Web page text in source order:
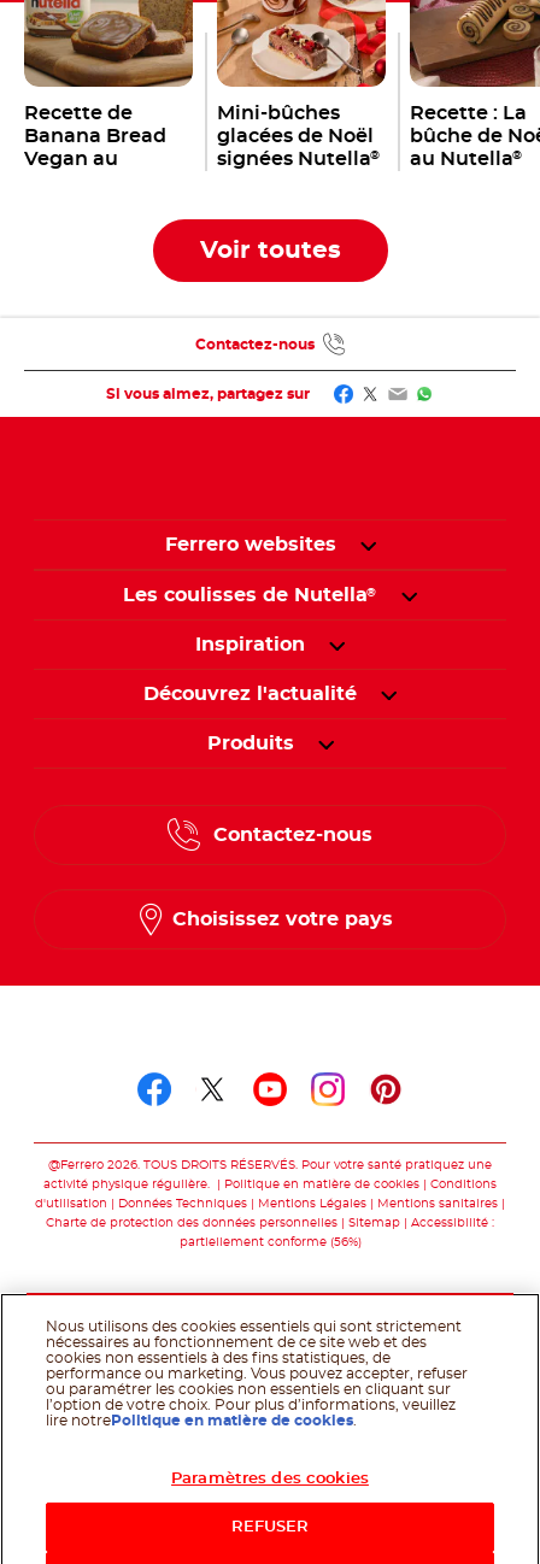
Recette de
Banana Bread
Vegan au
Mini-bûches
glacées de Noël
signées Nutella®
Recette : La
bûche de
au Nutella®
Voir toutes
Si vous aimez, partagez sur Facebook
Twitter
EmailWhatsApp
Contactez-nous
Ferrero websites
Les coulisses de Nutella®
Inspiration
Découvrez l'actualité
Produits
Contactez-nous
Choisissez votre pays
@Ferrero 2026. TOUS DROITS RÉSERVÉS. Pour votre santé pratiquez une
activité physique régulière.
Politique en matière de cookies
Conditions
d'utilisation
Données Techniques Mentions Légales
Mentions sanitaires
Charte de protection des données personnelles
Sitemap
Accessibilité :
partiellement conforme (56%)
Nous utilisons des cookies essentiels qui sont strictement
nécessaires au fonctionnement de ce site web et des
cookies non essentiels à des fins statistiques, de
performance ou marketing. Vous pouvez accepter, refuser
ou paramétrer les cookies non essentiels en cliquant sur
l’option de votre choix. Pour plus d’informations, veuillez
lire notre Politique en matière de cookies
Paramètres des cookies
REFUSER